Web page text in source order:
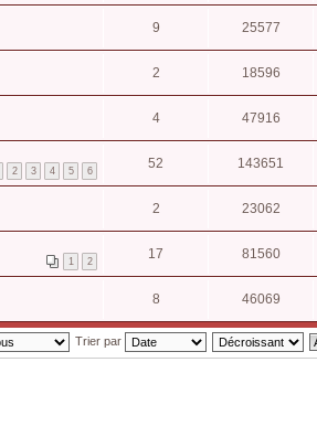
9 25577
2 18596
4 47916
2 3 4 5 6 52 143651
2 23062
1 2 17 81560
8 46069
Trier par